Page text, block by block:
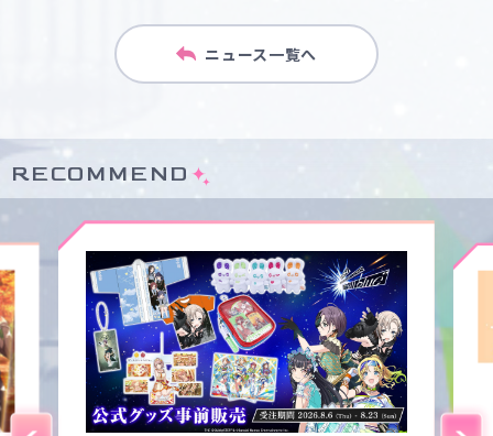
ニュース一覧へ
RECOMMEND